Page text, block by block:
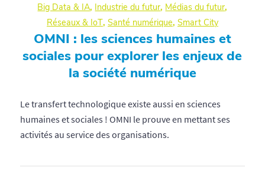
Big Data & IA, Industrie du futur, Médias du futur,
Réseaux & IoT, Santé numérique, Smart City
OMNI : les sciences humaines et
sociales pour explorer les enjeux de
la société numérique
Le transfert technologique existe aussi en sciences
humaines et sociales ! OMNI le prouve en mettant ses
activités au service des organisations.